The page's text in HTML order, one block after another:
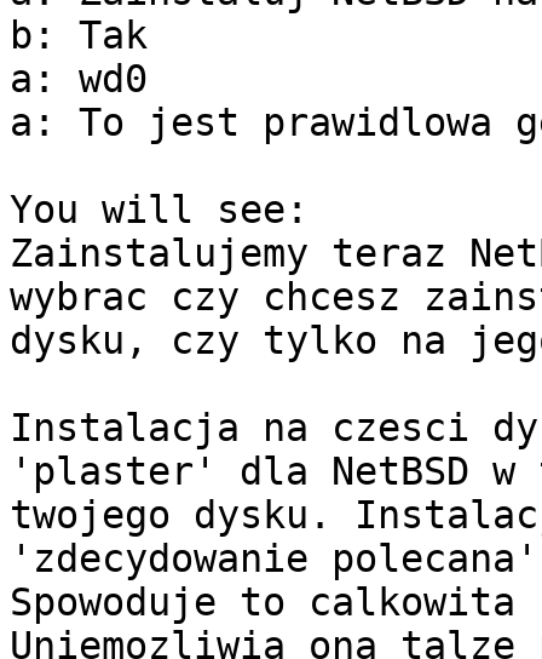
b: Tak
a: wd0
a: To jest prawidlowa
You will see:
Zainstalujemy teraz
wybrac czy chcesz
dysku, czy tylko na
Instalacja na czesci
'plaster' dla NetBSD
twojego dysku.
'zdecydowanie
Spowoduje to
Uniemozliwia ona